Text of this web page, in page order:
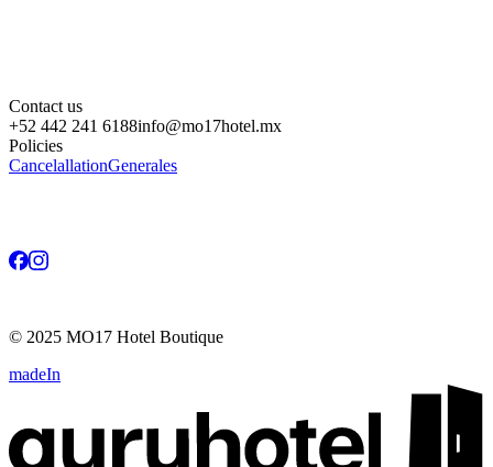
Contact us
+52 442 241 6188info@mo17hotel.mx
Policies
CancelallationGenerales
© 2025 MO17 Hotel Boutique
madeIn